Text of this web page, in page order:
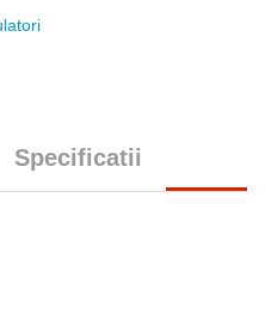
Specificatii